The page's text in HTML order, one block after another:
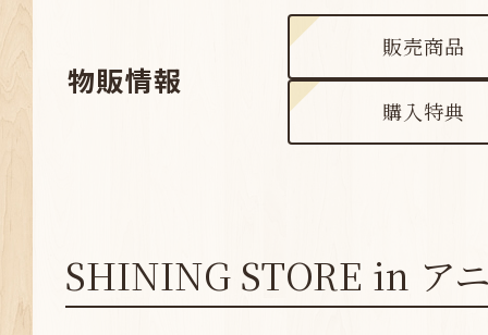
物販情報
販売商品
購入特典
SHINING STORE in ア